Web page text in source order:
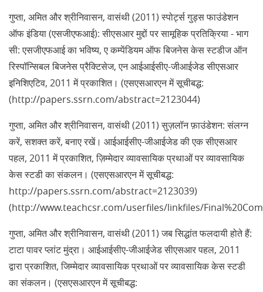
गुप्ता, अमित और श्रीनिवासन, वासंथी (2011) स्पोर्ट्स गुड्स फाउंडेशन
ऑफ इंडिया (एसजीएफआई): सीएसआर मुद्दों पर सामूहिक प्रतिक्रिया - भाग
सी: एसजीएफआई का भविष्य, ए कम्पेंडियम ऑफ बिजनेस केस स्टडीज ऑन
रिस्पॉन्सिबल बिजनेस प्रैक्टिसेज, एन आईआईसीए-जीआईजेड सीएसआर
इनिशिएटिव, 2011 में प्रकाशित। (एसएसआरएन में सूचीबद्ध:
(http://papers.ssrn.com/abstract=2123044)
गुप्ता, अमित और श्रीनिवासन, वासंथी (2011) सुज़लॉन फ़ाउंडेशन: संलग्न
करें, सशक्त करें, बनाए रखें। आईआईसीए-जीआईजेड की एक सीएसआर
पहल, 2011 में प्रकाशित, ज़िम्मेदार व्यावसायिक प्रथाओं पर व्यावसायिक
केस स्टडी का संकलन। (एसएसआरएन में सूचीबद्ध:
http://papers.ssrn.com/abstract=2123039)
(http://www.teachcsr.com/userfiles/linkfiles/
गुप्ता, अमित और श्रीनिवासन, वासंथी (2011) जब सिद्धांत फलदायी होते हैं:
टाटा पावर प्लांट मुंद्रा। आईआईसीए-जीआईजेड सीएसआर पहल, 2011
द्वारा प्रकाशित, जिम्मेदार व्यावसायिक प्रथाओं पर व्यावसायिक केस स्टडी
का संकलन। (एसएसआरएन में सूचीबद्ध: